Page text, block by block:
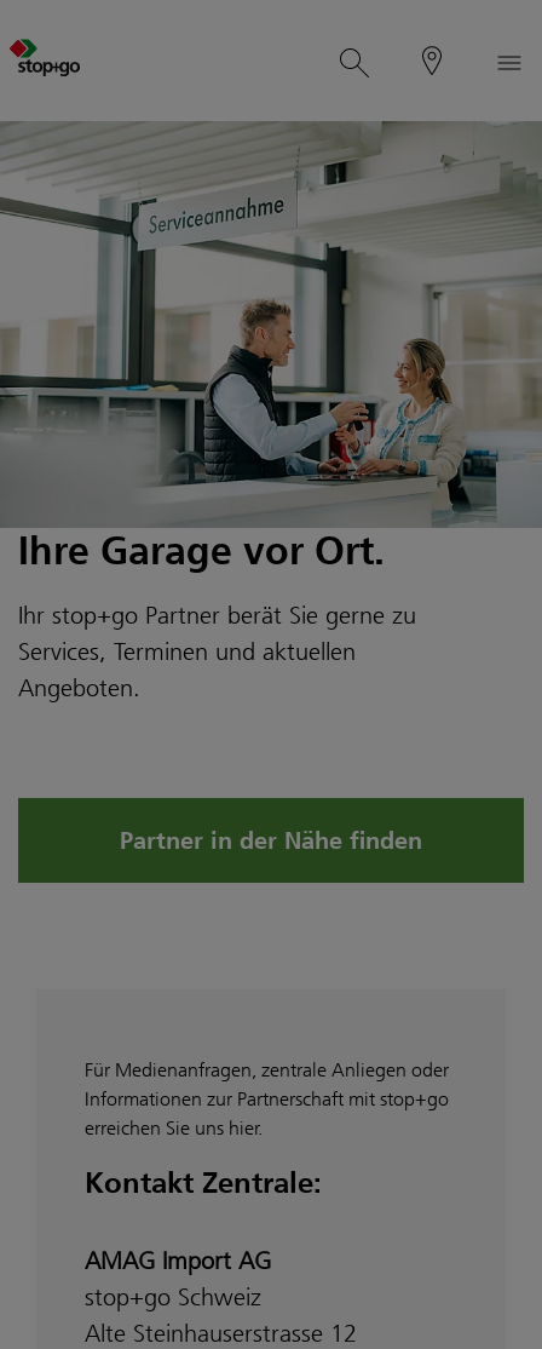
Ihre Garage vor Ort.
Ihr stop+go Partner berät Sie gerne zu
Services, Terminen und aktuellen
Angeboten.
Partner in der Nähe finden
Für Medienanfragen, zentrale Anliegen oder
Informationen zur Partnerschaft mit stop+go
erreichen Sie uns hier.
Kontakt Zentrale:
AMAG Import AG
stop+go Schweiz
Alte Steinhauserstrasse 12